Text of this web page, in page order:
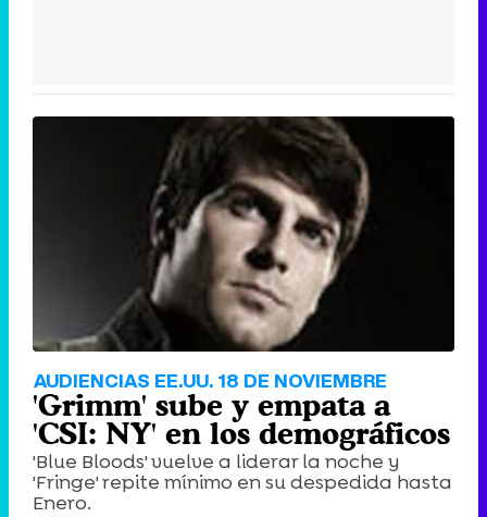
AUDIENCIAS EE.UU. 18 DE NOVIEMBRE
'Grimm' sube y empata a
'CSI: NY' en los demográficos
'Blue Bloods' vuelve a liderar la noche y
'Fringe' repite mínimo en su despedida hasta
Enero.